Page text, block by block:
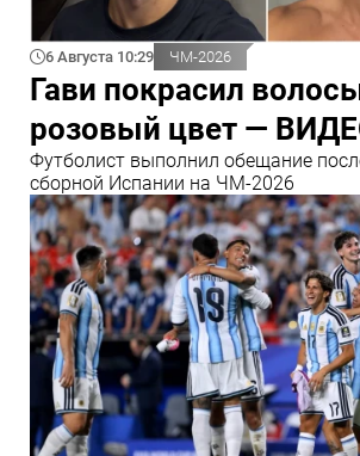
6 Августа 10:29 ЧМ-2026
Гави покрасил
розовый цвет —
Футболист выполнил обещание
сборной Испании на ЧМ-2026